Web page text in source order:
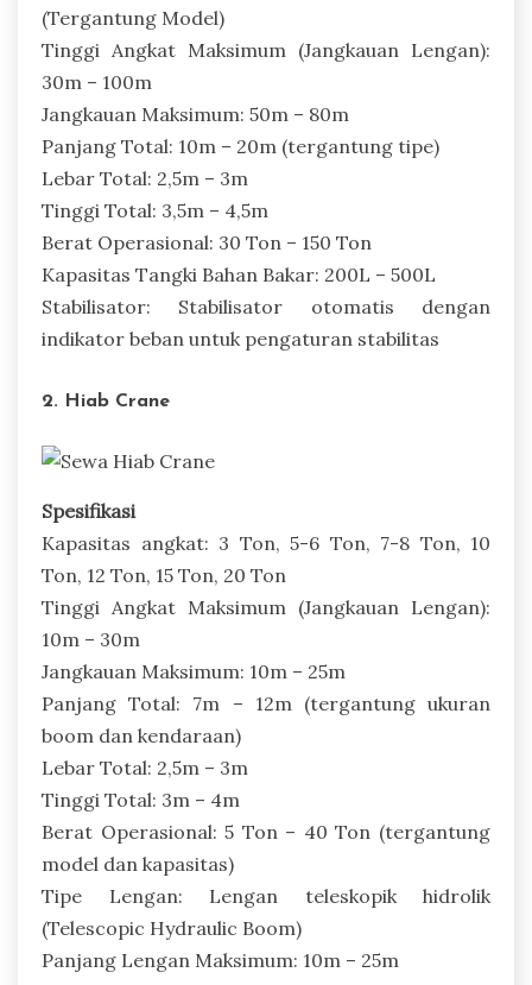
(Tergantung Model)
Tinggi Angkat Maksimum (Jangkauan Lengan):
30m – 100m
Jangkauan Maksimum: 50m – 80m
Panjang Total: 10m – 20m (tergantung tipe)
Lebar Total: 2,5m – 3m
Tinggi Total: 3,5m – 4,5m
Berat Operasional: 30 Ton – 150 Ton
Kapasitas Tangki Bahan Bakar: 200L – 500L
Stabilisator: Stabilisator otomatis dengan
indikator beban untuk pengaturan stabilitas
2. Hiab Crane
Spesifikasi
Kapasitas angkat: 3 Ton, 5-6 Ton, 7-8 Ton, 10
Ton, 12 Ton, 15 Ton, 20 Ton
Tinggi Angkat Maksimum (Jangkauan Lengan):
10m – 30m
Jangkauan Maksimum: 10m – 25m
Panjang Total: 7m – 12m (tergantung ukuran
boom dan kendaraan)
Lebar Total: 2,5m – 3m
Tinggi Total: 3m – 4m
Berat Operasional: 5 Ton – 40 Ton (tergantung
model dan kapasitas)
Tipe Lengan: Lengan teleskopik hidrolik
(Telescopic Hydraulic Boom)
Panjang Lengan Maksimum: 10m – 25m